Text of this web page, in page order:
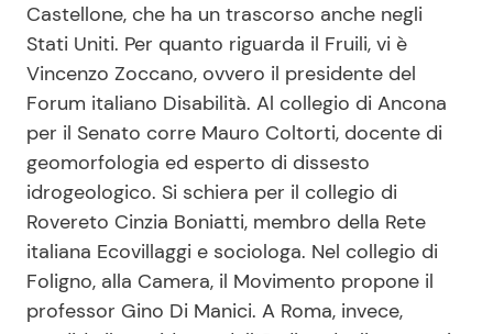
Castellone, che ha un trascorso anche negli
Stati Uniti. Per quanto riguarda il Fruili, vi è
Vincenzo Zoccano, ovvero il presidente del
Forum italiano Disabilità. Al collegio di Ancona
per il Senato corre Mauro Coltorti, docente di
geomorfologia ed esperto di dissesto
idrogeologico. Si schiera per il collegio di
Rovereto Cinzia Boniatti, membro della Rete
italiana Ecovillaggi e sociologa. Nel collegio di
Foligno, alla Camera, il Movimento propone il
professor Gino Di Manici. A Roma, invece,